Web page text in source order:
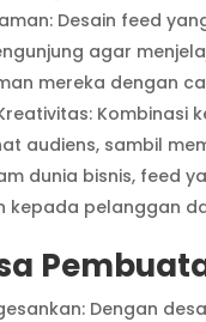
Desain feed
agar
mereka dengan
Kombinasi
audiens, sambil
dunia bisnis, feed
pelanggan
Dengan